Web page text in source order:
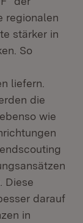
regionalen
stärker in
So
liefern.
die
wie
Diese
darauf
in